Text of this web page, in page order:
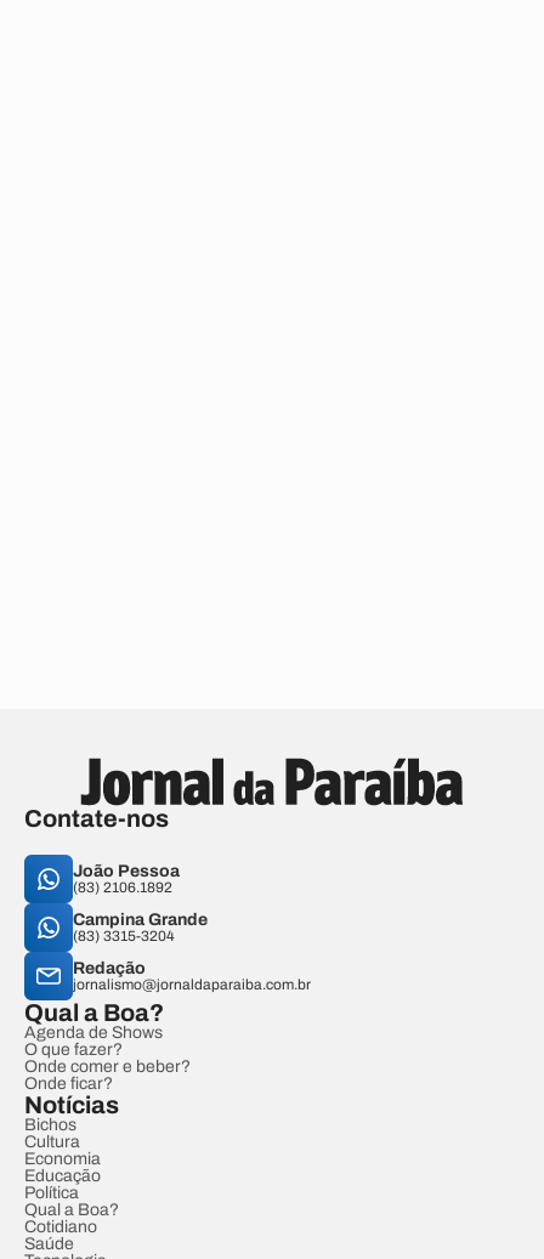
Contate-nos
João Pessoa
(83) 2106.1892
Campina Grande
(83) 3315-3204
Redação
jornalismo@jornaldaparaiba.com.br
Qual a Boa?
Agenda de Shows
O que fazer?
Onde comer e beber?
Onde ficar?
Notícias
Bichos
Cultura
Economia
Educação
Política
Qual a Boa?
Cotidiano
Saúde